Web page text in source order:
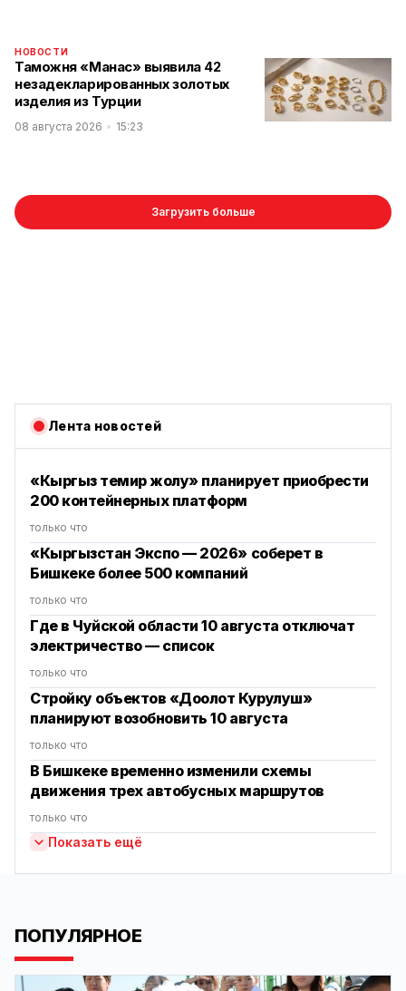
НОВОСТИ
Таможня «Манас» выявила 42
незадекларированных золотых
изделия из Турции
08 августа 2026 15:23
Загрузить больше
Лента новостей
«Кыргыз темир жолу» планирует приобрести
200 контейнерных платформ
только что
«Кыргызстан Экспо — 2026» соберет в
Бишкеке более 500 компаний
только что
Где в Чуйской области 10 августа отключат
электричество — список
только что
Стройку объектов «Доолот Курулуш»
планируют возобновить 10 августа
только что
В Бишкеке временно изменили схемы
движения трех автобусных маршрутов
только что
Показать ещё
ПОПУЛЯРНОЕ